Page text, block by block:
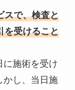
スで、検査と
を受けること
施術を受け
かし、当日施